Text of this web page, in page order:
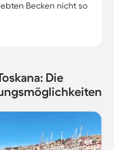
Becken nicht so
Die